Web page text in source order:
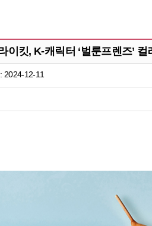
이킷, K-캐릭터 ‘벌룬프렌즈’
2024-12-11